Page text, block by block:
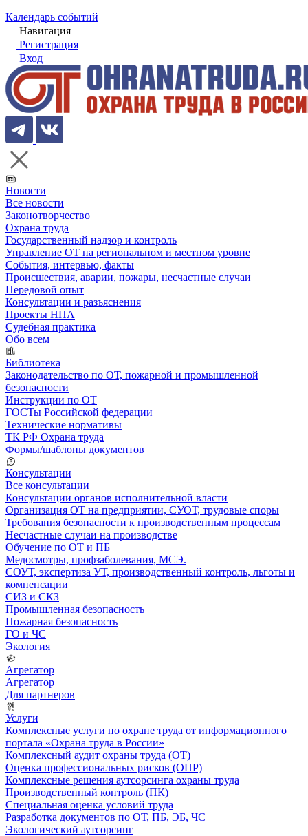
Календарь событий
Навигация
Регистрация
Вход
Новости
Все новости
Законотворчество
Охрана труда
Государственный надзор и контроль
Управление ОТ на региональном и местном уровне
События, интервью, факты
Происшествия, аварии, пожары, несчастные случаи
Передовой опыт
Консультации и разъяснения
Проекты НПА
Судебная практика
Обо всем
Библиотека
Законодательство по ОТ, пожарной и промышленной
безопасности
Инструкции по ОТ
ГОСТы Российской федерации
Технические нормативы
ТК РФ Охрана труда
Формы/шаблоны документов
Консультации
Все консультации
Консультации органов исполнительной власти
Организация ОТ на предприятии, СУОТ, трудовые споры
Требования безопасности к производственным процессам
Несчастные случаи на производстве
Обучение по ОТ и ПБ
Медосмотры, профзаболевания, МСЭ.
СОУТ, экспертиза УТ, производственный контроль, льготы и
компенсации
СИЗ и СКЗ
Промышленная безопасность
Пожарная безопасность
ГО и ЧС
Экология
Агрегатор
Агрегатор
Для партнеров
Услуги
Комплексные услуги по охране труда от информационного
портала «Охрана труда в России»
Комплексный аудит охраны труда (ОТ)
Оценка профессиональных рисков (ОПР)
Комплексные решения аутсорсинга охраны труда
Производственный контроль (ПК)
Специальная оценка условий труда
Разработка документов по ОТ, ПБ, ЭБ, ЧС
Экологический аутсорсинг